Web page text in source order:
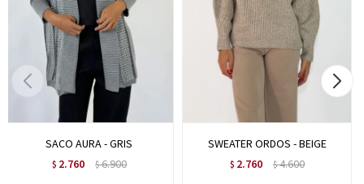
SACO AURA - GRIS
$ 2.760 $6.900
SWEATER ORDOS - BEIGE
$ 2.760 $4.600